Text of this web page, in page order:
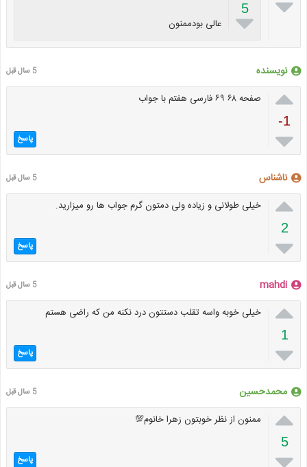

5
 عالی بودممنون
نویسنده 5 سال قبل

-1

صفحه ۶۸ ۶۹ فارسی هفتم با جواب
پاسخ
ناشناس 5 سال قبل

2

خیلی طولانی و زیاده ولی دمتون گرم جواب ها رو میزارید.
پاسخ
mahdi 5 سال قبل

1

خیلی خوبه واسه تقلب دستتون درد نکنه من که راضی هستم
پاسخ
محمدحسین 5 سال قبل

5
ممنون از نظر خوبتون زهرا خانوم💯
پاسخ